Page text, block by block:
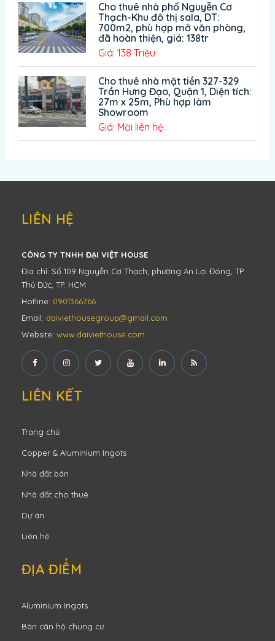
Cho thuê nhà phố Nguyễn Cơ
Thạch-Khu đô thị sala, DT:
700m2, phù hợp mở văn phòng,
đã hoàn thiện, giá: 138tr
Giá: 138 Triệu
Cho thuê nhà mặt tiền 327-329
Trần Hưng Đạo, Quận 1, Diện tích:
27m x 25m, Phù hợp làm
Showroom
Giá: Mời liên hệ
LIÊN HỆ
CÔNG TY TNHH ĐẠI VIỆT HOUSE
Địa chỉ: Số 109 Nguyễn Cơ Thạch, phường An Lợi Đông, TP.
Thủ Đức, TP. HCM
Hotline: 0901366766
Email: daiviethousegroup@gmail.com
Website: www.daiviethouse.com
LIÊN KẾT
Trang chủ
Copper & Aluminium Ingots
Nhà đất bán
Nhà đất cho thuê
Dự án
Liên hệ
ĐỊA ĐIỂM
Aluminium Ingots
Bán căn hộ chung cư